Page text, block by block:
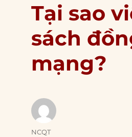
Tại sao
sách
mạng?
Author
NCQT